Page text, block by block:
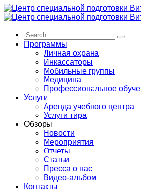
Программы
Личная охрана
Инкассаторы
Мобильные группы
Медицина
Профессиональное
Услуги
Аренда учебного центра
Услуги тира
Обзоры
Новости
Мероприятия
Отчеты
Статьи
Пресса о нас
Видео-альбом
Контакты